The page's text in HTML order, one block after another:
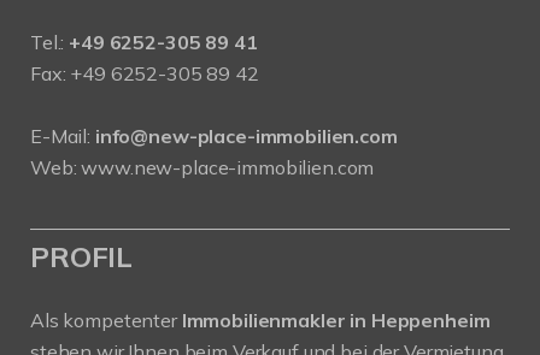
Tel.: +49 6252-305 89 41
Fax: +49 6252-305 89 42
E-Mail: info@new-place-immobilien.com
Web:www.new-place-immobilien.com
PROFIL
Als kompetenter Immobilienmakler in Heppenheim